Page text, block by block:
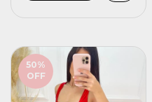
50%
OFF